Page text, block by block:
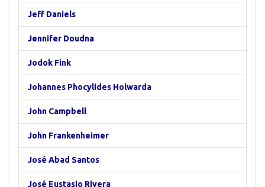
Jeff Daniels
Jennifer Doudna
Jodok Fink
Johannes Phocylides Holwarda
John Campbell
John Frankenheimer
José Abad Santos
José Eustasio Rivera